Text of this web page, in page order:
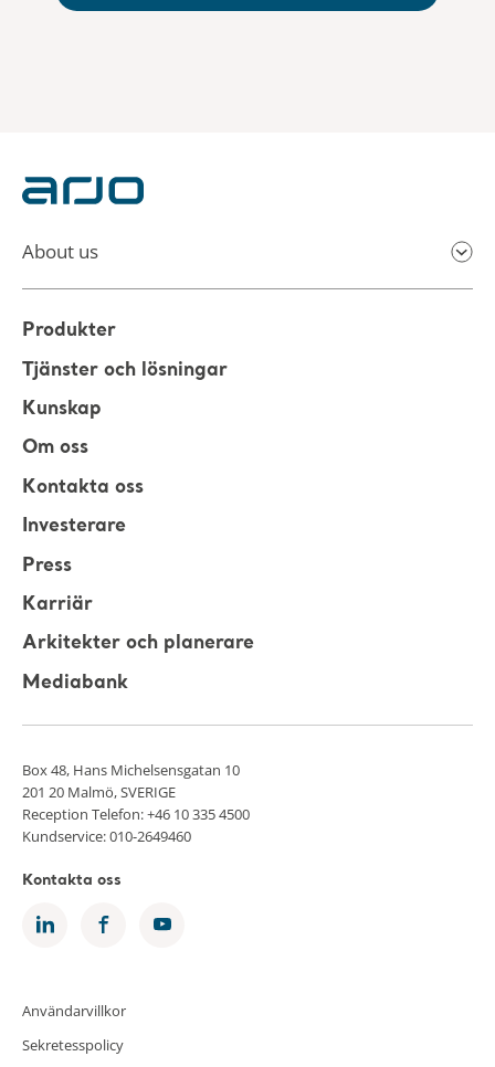
About us
Produkter
Tjänster och lösningar
Kunskap
Om oss
Kontakta oss
Investerare
Press
Karriär
Arkitekter och planerare
Mediabank
Box 48, Hans Michelsensgatan 10
201 20 Malmö, SVERIGE
Reception Telefon: +46 10 335 4500
Kundservice: 010-2649460
Kontakta oss
Användarvillkor
Sekretesspolicy